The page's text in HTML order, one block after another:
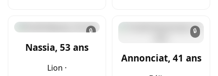
🔒
Nassia, 53 ans
Lion ·
🔒
Annonciat, 41 ans